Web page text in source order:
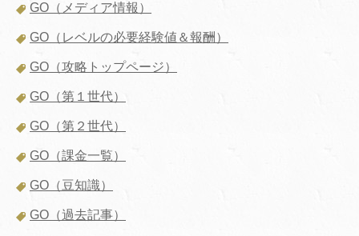
GO（メディア情報）
GO（レベルの必要経験値＆報酬）
GO（攻略トップページ）
GO（第１世代）
GO（第２世代）
GO（課金一覧）
GO（豆知識）
GO（過去記事）